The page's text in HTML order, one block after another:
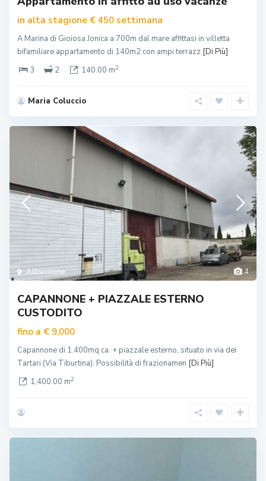
in alta stagione € 450 settimana
A Marina di Gioiosa Jonica a 700m dal mare affittasi in villetta
bifamiliare appartamento di 140m2 con ampi terrazz [Di Più]
3
2 140.00 m2
Maria Coluccio
4
Albuccione
CAPANNONE + PIAZZALE ESTERNO
CUSTODITO
fino a € 9,000
Capannone di 1.400mq ca. + piazzale esterno, situato in via dei
Tartari (Via Tiburtina). Possibilità di frazionamen [Di Più]
1,400.00 m2